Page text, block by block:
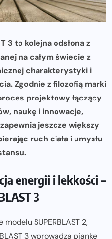
3 to kolejna odsłona z
na całym świecie z
charakterystyki i
Zgodnie z filozofią marki
projektowy łączący
naukę i innowacje,
jeszcze większy
ruch ciała i umysłu
energii i lekkości –
3
SUPERBLAST 2,
3 wprowadza piankę